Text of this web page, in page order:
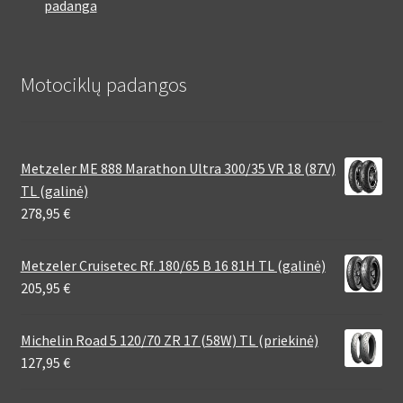
padanga
Motociklų padangos
Metzeler ME 888 Marathon Ultra 300/35 VR 18 (87V)
TL (galinė)
278,95 €
Metzeler Cruisetec Rf. 180/65 B 16 81H TL (galinė)
205,95 €
Michelin Road 5 120/70 ZR 17 (58W) TL (priekinė)
127,95 €